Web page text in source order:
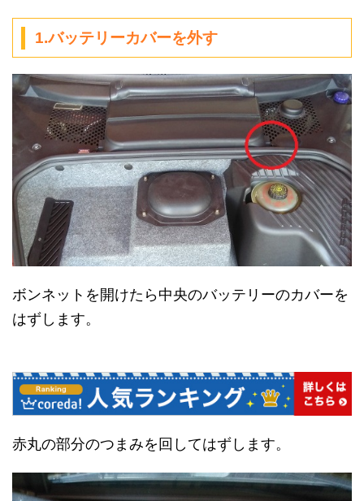
1.バッテリーカバーを外す
ボンネットを開けたら中央のバッテリーのカバーを
はずします。
赤丸の部分のつまみを回してはずします。